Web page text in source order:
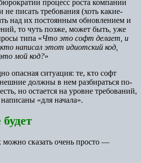
процесс роста компании
не писать требования (хоть какие-
над их постоянным обновлением и
то чуть позже, может быть, уже
типа «Что это софт делает, и
написал этот идиотский код,
мой код?»
опасная ситуация: те, кто софт
должны в нем разбираться по-
но остается на уровне требований,
«для начала».
сказать очень просто —